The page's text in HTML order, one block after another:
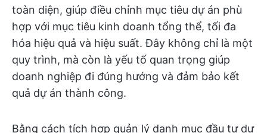
toàn diện, giúp điều chỉnh mục tiêu dự án phù
hợp với mục tiêu kinh doanh tổng thể, tối đa
hóa hiệu quả và hiệu suất. Đây không chỉ là một
quy trình, mà còn là yếu tố quan trọng giúp
doanh nghiệp đi đúng hướng và đảm bảo kết
quả dự án thành công.
Bằng cách tích hợp quản lý danh mục đầu tư dự